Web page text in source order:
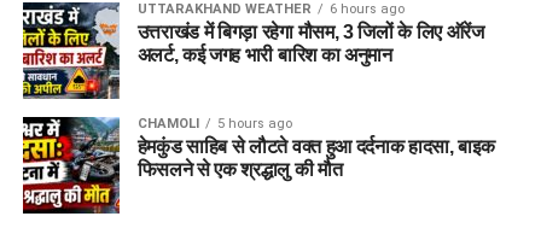
UTTARAKHAND WEATHER 6 hours ago
उत्तराखंड में बिगड़ा रहेगा मौसम, 3 जिलों के लिए ऑरेंज
अलर्ट, कई जगह भारी बारिश का अनुमान
CHAMOLI 5 hours ago
हेमकुंड साहिब से लौटते वक्त हुआ दर्दनाक हादसा, बाइक
फिसलने से एक श्रद्धालु की मौत